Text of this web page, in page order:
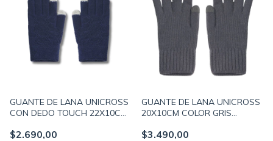
GUANTE DE LANA UNICROSS
CON DEDO TOUCH 22X10CM
$2.690,00
GUANTE DE LANA UNICROSS
20X10CM COLOR GRIS
$3.490,00